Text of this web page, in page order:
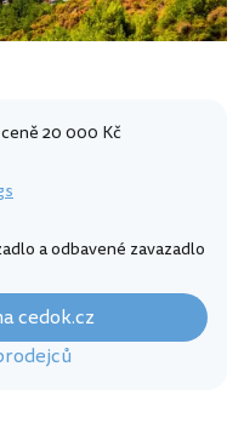
20 000 Kč
a odbavené zavazadlo
cedok.cz